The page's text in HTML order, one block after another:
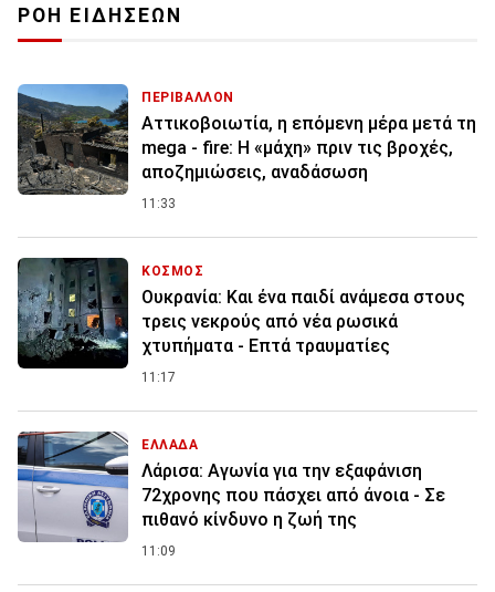
ΡΟΗ ΕΙΔΗΣΕΩΝ
ΠΕΡΙΒΑΛΛΟΝ
Αττικοβοιωτία, η επόμενη μέρα μετά τη
mega - fire: Η «μάχη» πριν τις βροχές,
αποζημιώσεις, αναδάσωση
11:33
ΚΟΣΜΟΣ
Ουκρανία: Και ένα παιδί ανάμεσα στους
τρεις νεκρούς από νέα ρωσικά
χτυπήματα - Επτά τραυματίες
11:17
ΕΛΛΑΔΑ
Λάρισα: Αγωνία για την εξαφάνιση
72χρονης που πάσχει από άνοια - Σε
πιθανό κίνδυνο η ζωή της
11:09